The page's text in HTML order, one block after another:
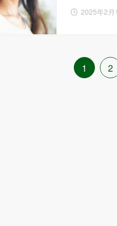
2025年2月
1 2